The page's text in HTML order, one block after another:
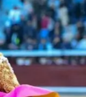
ACTUALITÉS
fêtes en
17/07/2026